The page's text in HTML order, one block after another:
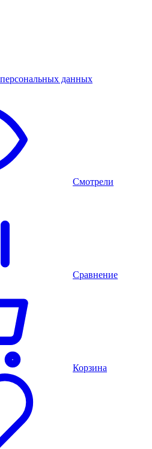
данных
Смотрели
Сравнение
Корзина